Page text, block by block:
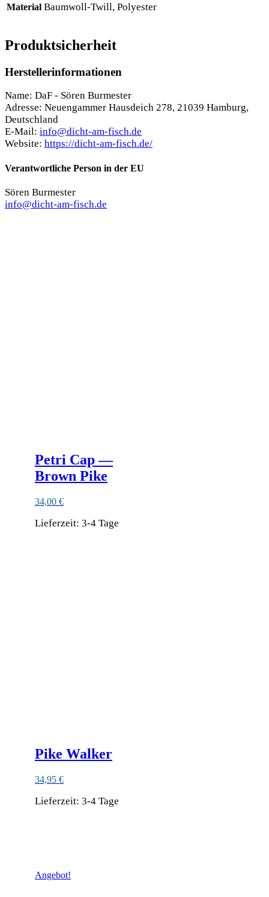
Material Baumwoll-Twill, Polyester
Produktsicherheit
Herstellerinformationen
Name: DaF - Sören Burmester
Adresse: Neuengammer Hausdeich 278, 21039 Hamburg,
Deutschland
E-Mail: info@dicht-am-fisch.de
Website: https://dicht-am-fisch.de/
Verantwortliche Person in der EU
Sören Burmester
info@dicht-am-fisch.de
Petri Cap —
Brown Pike
34,00 €
Lieferzeit: 3-4 Tage
Pike Walker
34,95 €
Lieferzeit: 3-4 Tage
auf.
Angebot!